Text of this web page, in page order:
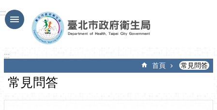
跳到主要內容區塊
:::
:::
首頁 常見問答
常見問答